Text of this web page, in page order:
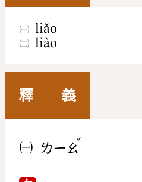
liǎo
liào
釋 義
㈠ ㄌㄧㄠ
ˇ